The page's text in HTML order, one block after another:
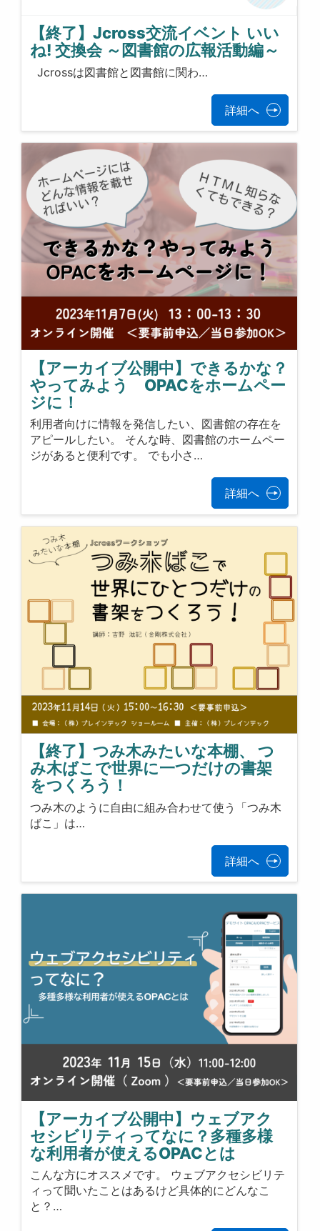
【終了】Jcross交流イベント いい
ね! 交換会 ～図書館の広報活動編～
Jcrossは図書館と図書館に関わ…
詳細へ
【アーカイブ公開中】できるかな？
やってみよう OPACをホームペー
ジに！
利用者向けに情報を発信したい、図書館の存在を
アピールしたい。 そんな時、図書館のホームペー
ジがあると便利です。 でも小さ…
詳細へ
【終了】つみ木みたいな本棚、 つ
み木ばこで世界に一つだけの書架
をつくろう！
つみ木のように自由に組み合わせて使う「つみ木
ばこ」は…
詳細へ
【アーカイブ公開中】ウェブアク
セシビリティってなに？多種多様
な利用者が使えるOPACとは
こんな方にオススメです。 ウェブアクセシビリテ
ィって聞いたことはあるけど具体的にどんなこ
と？…